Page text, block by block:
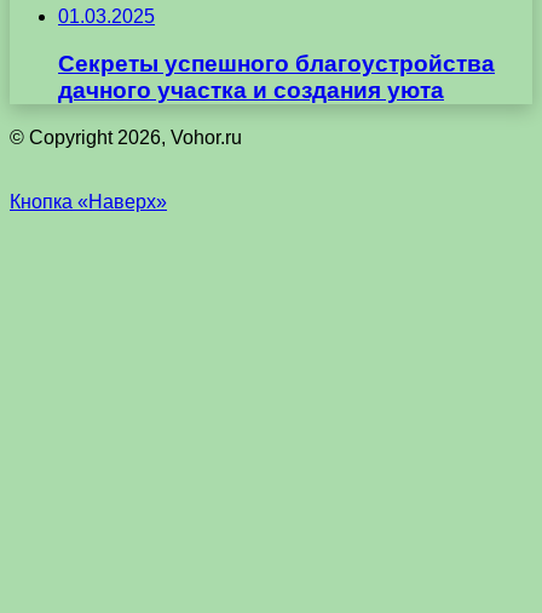
01.03.2025
Секреты успешного благоустройства
дачного участка и создания уюта
© Copyright 2026, Vohor.ru
Кнопка «Наверх»